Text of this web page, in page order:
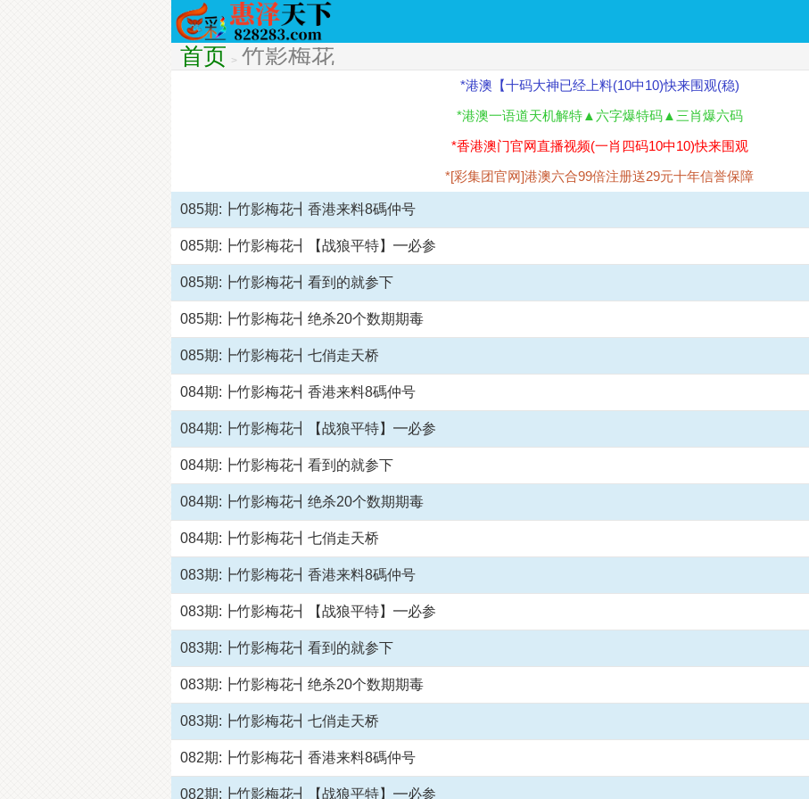
首页 > 竹影梅花
*港澳【十码大神已经上料(10中10)快来围观(稳)
*港澳一语道天机解特▲六字爆特码▲三肖爆六码
*香港澳门官网直播视频(一肖四码10中10)快来围观
*[彩集团官网]港澳六合99倍注册送29元十年信誉保障
085期:┣竹影梅花┫香港来料8碼仲号
085期:┣竹影梅花┫【战狼平特】━必参
085期:┣竹影梅花┫看到的就参下
085期:┣竹影梅花┫绝杀20个数期期毒
085期:┣竹影梅花┫七俏走天桥
084期:┣竹影梅花┫香港来料8碼仲号
084期:┣竹影梅花┫【战狼平特】━必参
084期:┣竹影梅花┫看到的就参下
084期:┣竹影梅花┫绝杀20个数期期毒
084期:┣竹影梅花┫七俏走天桥
083期:┣竹影梅花┫香港来料8碼仲号
083期:┣竹影梅花┫【战狼平特】━必参
083期:┣竹影梅花┫看到的就参下
083期:┣竹影梅花┫绝杀20个数期期毒
083期:┣竹影梅花┫七俏走天桥
082期:┣竹影梅花┫香港来料8碼仲号
082期:┣竹影梅花┫【战狼平特】━必参